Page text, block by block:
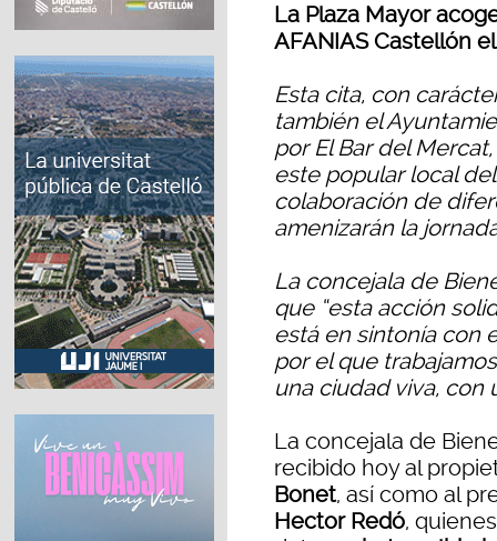
La Plaza Mayor
AFANIAS Castellón
Esta cita, con
también el
por El Bar del
este popular local
colaboración de
amenizarán la
La concejala de
que “esta acción
está en sintonía con
por el que
una ciudad viva, con
La concejala de
recibido hoy al
Bonet, así como al
Hector Redó,